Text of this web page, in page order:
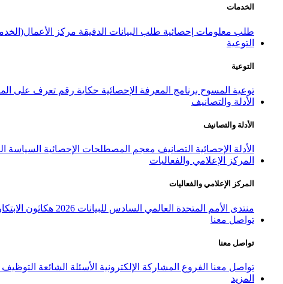
الخدمات
طلب معلومات إحصائية طلب البيانات الدقيقة مركز
التوعية
التوعية
توعية المسوح برنامج المعرفة الإحصائية حكاية رقم تعرف على
الأدلة والتصانيف
الأدلة والتصانيف
الأدلة الإحصائية التصانيف معجم المصطلحات الإحصائية السياسة
المركز الإعلامي والفعاليات
المركز الإعلامي والفعاليات
منتدى الأمم المتحدة العالمي السادس للبيانات 2026 هكاثون
تواصل معنا
تواصل معنا
تواصل معنا الفروع المشاركة الإلكترونية الأسئلة الشائعة التوظيف
المزيد